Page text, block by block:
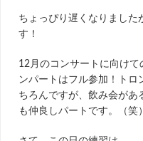
ちょっぴり遅くなりました
す！
12月のコンサートに向け
ンパートはフル参加！トロ
ちろんですが、飲み会があ
も仲良しパートです。（笑）